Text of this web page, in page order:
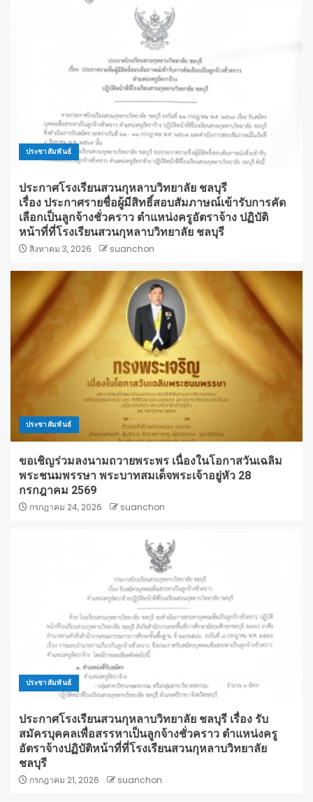
ประชาสัมพันธ์
ประกาศโรงเรียนสวนกุหลาบวิทยาลัย ชลบุรี
เรื่อง ประกาศรายชื่อผู้มีสิทธิ์สอบสัมภาษณ์เข้ารับการคัด
เลือกเป็นลูกจ้างชั่วคราว ตำแหน่งครูอัตราจ้าง ปฏิบัติ
หน้าที่ที่โรงเรียนสวนกุหลาบวิทยาลัย ชลบุรี
สิงหาคม 3, 2026 suanchon
ประชาสัมพันธ์
ขอเชิญร่วมลงนามถวายพระพร เนื่องในโอกาสวันเฉลิม
พระชนมพรรษา พระบาทสมเด็จพระเจ้าอยู่หัว 28
กรกฎาคม 2569
กรกฎาคม 24, 2026 suanchon
ประชาสัมพันธ์
ประกาศโรงเรียนสวนกุหลาบวิทยาลัย ชลบุรี เรื่อง รับ
สมัครบุคคลเพื่อสรรหาเป็นลูกจ้างชั่วคราว ตำแหน่งครู
อัตราจ้างปฏิบัติหน้าที่ที่โรงเรียนสวนกุหลาบวิทยาลัย
ชลบุรี
กรกฎาคม 21, 2026 suanchon